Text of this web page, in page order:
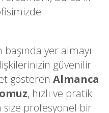
yer almayı
güvenilir
gösteren Almanca
, hızlı ve pratik
profesyonel bir